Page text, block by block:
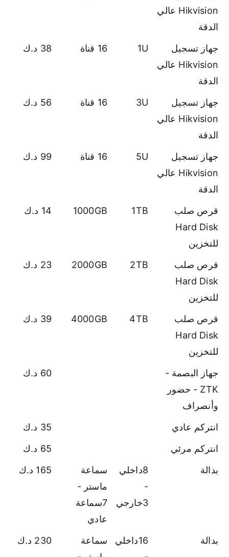
Hikvision عالي
الدقة
جهاز تسجيل
Hikvision عالي
الدقة
1U 16 قناة 38 د.ك
جهاز تسجيل
Hikvision عالي
الدقة
3U 16 قناة 56 د.ك
جهاز تسجيل
Hikvision عالي
الدقة
5U 16 قناة 99 د.ك
قرص صلب
Hard Disk
للتخزين
1TB
1000GB 14 د.ك
قرص صلب
Hard Disk
للتخزين
2TB
2000GB 23 د.ك
قرص صلب
Hard Disk
للتخزين
4TB
4000GB 39 د.ك
جهاز البصمة -
ZTK - حضور
وأنصراف
60 د.ك
انتركم عادي
35 د.ك
انتركم مرئي
65 د.ك
بدالة
8داخلي
-
3خارجي
سماعة
ماستر -
7سماعة
عادي
165 د.ك
بدالة
16داخلي
سماعة
230 د.ك